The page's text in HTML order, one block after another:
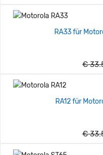
RA33 für
€
RA12 für
€